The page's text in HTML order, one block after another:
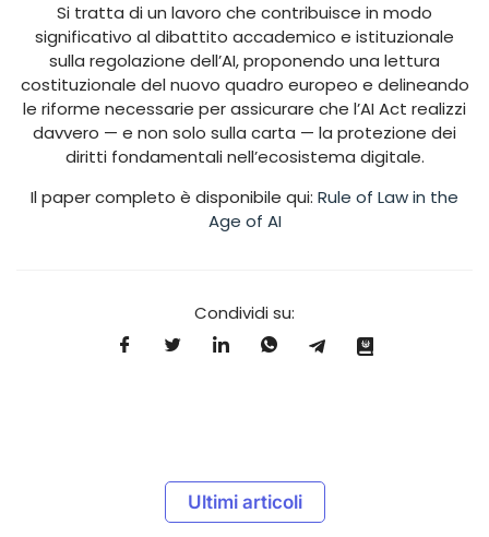
Si tratta di un lavoro che contribuisce in modo
significativo al dibattito accademico e istituzionale
sulla regolazione dell’AI, proponendo una lettura
costituzionale del nuovo quadro europeo e delineando
le riforme necessarie per assicurare che l’AI Act realizzi
davvero — e non solo sulla carta — la protezione dei
diritti fondamentali nell’ecosistema digitale.
Il paper completo è disponibile qui: Rule of Law in the
Age of AI
Condividi su:
Ultimi articoli